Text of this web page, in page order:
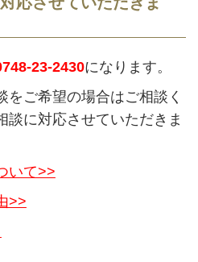
23-2430になります。
をご希望の場合はご相談く
談に対応させていただきま
いて>>
>>